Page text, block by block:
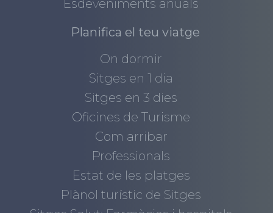
Esdeveniments anuals
Planifica el teu viatge
On dormir
Sitges en 1 dia
Sitges en 3 dies
Oficines de Turisme
Com arribar
Professionals
Estat de les platges
Plànol turístic de Sitges